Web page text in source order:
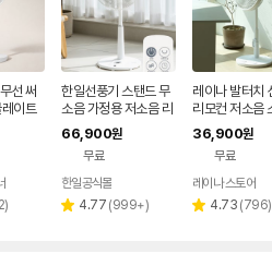
선 써
이트
큘레
)
한일선풍기 스탠드 무
소음 가정용 저소음 리
모컨 EFe-510R
66,900원
무료
한일공식몰
별 4.77 리
(999+)
레이나 발터치
리모컨 저소음
가정용 거실 화
36,900원
무료
레이나 스토어
별 4.73 리
(796)